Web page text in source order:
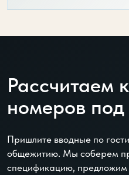
Рассчитаем
номеров
Пришлите вводные по
общежитию. Мы соберем
спецификацию, предложим